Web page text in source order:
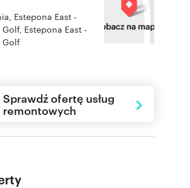
Estepona East -
Golf, Estepona East -
Golf
Sprawdź ofertę usług
remontowych